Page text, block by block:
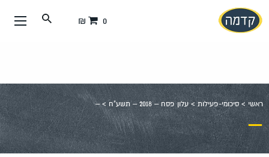
עבור
אל
0 ₪
ראשי >סיכומי-פעילות>עלון פסח – 2018 – תשע"ח >
–
–